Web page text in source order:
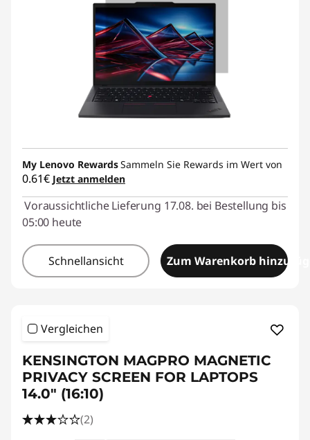
My Lenovo RewardsSammeln Sie Rewards im Wert von
0.61€ Jetzt anmelden
Voraussichtliche Lieferung 17.08. bei Bestellung bis
05:00 heute
Schnellansicht Zum Warenkorb
Vergleichen
KENSINGTON MAGPRO MAGNETIC
PRIVACY SCREEN FOR LAPTOPS
14.0" (16:10)
(2)